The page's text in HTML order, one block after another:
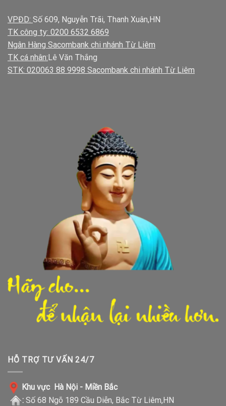
VPĐD: Số 609, Nguyễn Trãi, Thanh Xuân,HN
TK công ty: 0200 6532 6869
Ngân Hàng Sacombank chi nhánh Từ Liêm
TK cá nhân: Lê Văn Thắng
STK: 020063 88 9998 Sacombank chi nhánh Từ Liêm
HỖ TRỢ TƯ VẤN 24/7
Khu vực Hà Nội - Miền Bắc
: Số 68 Ngõ 189 Cầu Diễn, Bắc Từ Liêm,HN